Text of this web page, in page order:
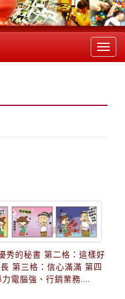
秀的秘書 第二格：這樣好
第三格：信心滿滿 第四
電腦強、行銷業務....